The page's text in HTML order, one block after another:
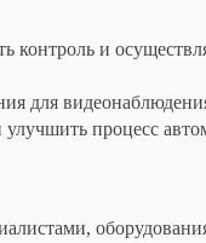
контроль и
для
процесс